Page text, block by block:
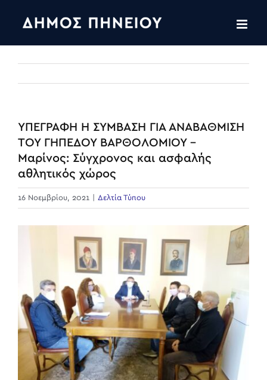
ΥΠΕΓΡΑΦΗ Η ΣΥΜΒΑΣΗ ΓΙΑ ΑΝΑΒΑΘΜΙΣΗ
ΤΟΥ ΓΗΠΕΔΟΥ ΒΑΡΘΟΛΟΜΙΟΥ –
Μαρίνος: Σύγχρονος και ασφαλής
αθλητικός χώρος
16 Νοεμβρίου, 2021 Δελτία Τύπου